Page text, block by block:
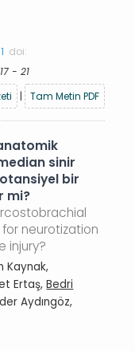
doi:
- 21
| Tam Metin PDF
sinir
bir
mi?
neurotization
injury?
Kaynak,
Ertaş,Bedri
Aydıngöz,